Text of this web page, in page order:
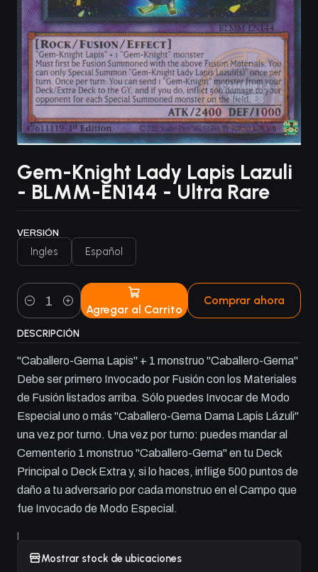
Gem-Knight Lady Lapis Lazuli
- BLMM-EN144 - Ultra Rare
VERSIÓN
Ingles Español
Cantidad Agregar al Carrito
Comprar ahora
DESCRIPCIÓN
"Caballero-Gema Lapis" + 1 monstruo "Caballero-Gema"
Debe ser primero Invocado por Fusión con los Materiales
de Fusión listados arriba. Sólo puedes Invocar de Modo
Especial uno o más "Caballero-Gema Dama Lapis Lázuli"
una vez por turno. Una vez por turno: puedes mandar al
Cementerio 1 monstruo "Caballero-Gema" en tu Deck
Principal o Deck Extra y, si lo haces, inflige 500 puntos de
daño a tu adversario por cada monstruo en el Campo que
fue Invocado de Modo Especial.
|
Mostrar stock de ubicaciones